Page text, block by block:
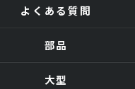
よくある質問
部品
大型